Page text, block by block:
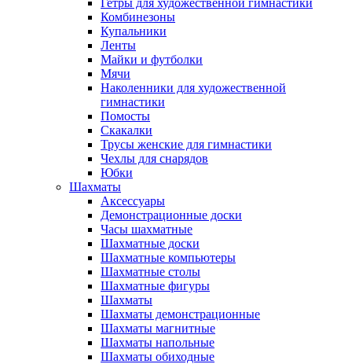
Гетры для художественной гимнастики
Комбинезоны
Купальники
Ленты
Майки и футболки
Мячи
Наколенники для художественной
гимнастики
Помосты
Скакалки
Трусы женские для гимнастики
Чехлы для снарядов
Юбки
Шахматы
Аксессуары
Демонстрационные доски
Часы шахматные
Шахматные доски
Шахматные компьютеры
Шахматные столы
Шахматные фигуры
Шахматы
Шахматы демонстрационные
Шахматы магнитные
Шахматы напольные
Шахматы обиходные